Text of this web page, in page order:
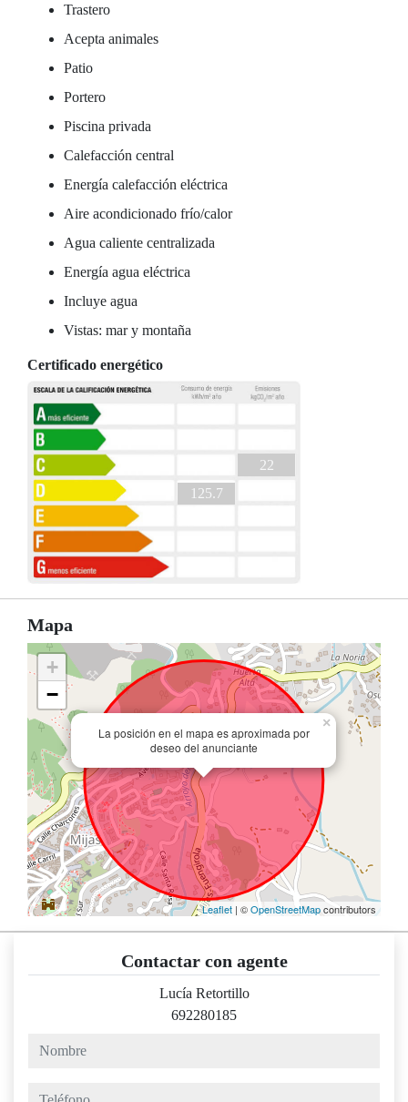
Trastero
Acepta animales
Patio
Portero
Piscina privada
Calefacción central
Energía calefacción eléctrica
Aire acondicionado frío/calor
Agua caliente centralizada
Energía agua eléctrica
Incluye agua
Vistas: mar y montaña
Certificado energético
125.7
22
Mapa
La posición en el mapa es aproximada por
deseo del anunciante
×
+
−
Leaflet | ©OpenStreetMapcontributors
Contactar con agente
Lucía Retortillo
692280185
nombre
teléfono